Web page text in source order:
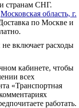
странам СНГ.
Московская область, г.
по Москве и
не включает расходы
кабинете, чтобы
всех
«Транспортная
работать.